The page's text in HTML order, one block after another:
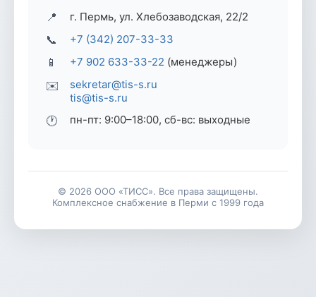
📍 г. Пермь, ул. Хлебозаводская, 22/2
📞 +7 (342) 207-33-33
📱 +7 902 633-33-22 (менеджеры)
✉️
sekretar@tis-s.ru
tis@tis-s.ru
🕐 пн-пт: 9:00–18:00, сб-вс: выходные
© 2026 ООО «ТИСС». Все права защищены.
Комплексное снабжение в Перми с 1999 года